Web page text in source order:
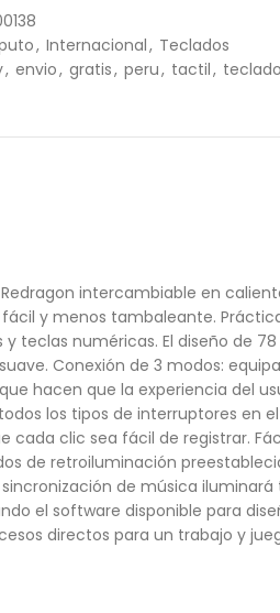
, Internacional, Teclados
, envio, gratis, peru, tactil,
intercambiable en
y menos tambaleante.
teclas numéricas. El diseño de
Conexión de 3 modos:
hacen que la experiencia del
los tipos de interruptores en
cada clic sea fácil de registrar.
de retroiluminación
de música
el software disponible para
directos para un trabajo y